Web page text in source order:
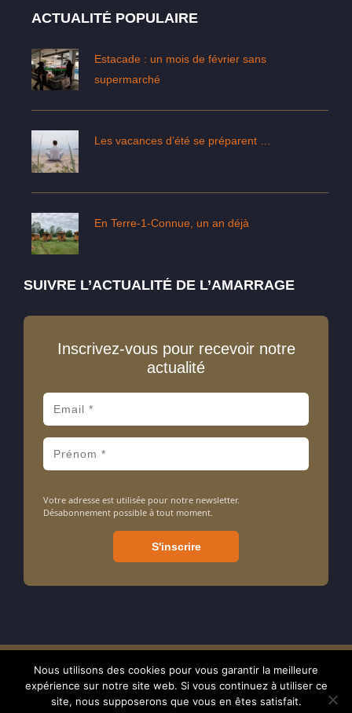
ACTUALITÉ POPULAIRE
Estacade : un mois de février sans
supermarché
Les vacances d’été se préparent …
En Terre-1-Connue, un an déjà
SUIVRE L’ACTUALITÉ DE L’AMARRAGE
Inscrivez-vous pour recevoir notre
actualité
Votre adresse est utilisée pour notre newsletter.
Désabonnement possible à tout moment.
Amarrage ASBL - Association sans but lucratif - N° d'entreprise : 413
714 106 - BE24 7320 0897 1238 - RPM tribunal de Nivelles - © 2024
Nous utilisons des cookies pour vous garantir la meilleure
expérience sur notre site web. Si vous continuez à utiliser ce
site, nous supposerons que vous en êtes satisfait.